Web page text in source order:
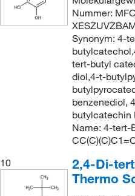
Nummer:
Synonym: 4-
tert-butyl
diol,4-t-
benzenediol,
butylcatechin
Name: 4-tert-
10
2,4-Di-
Thermo